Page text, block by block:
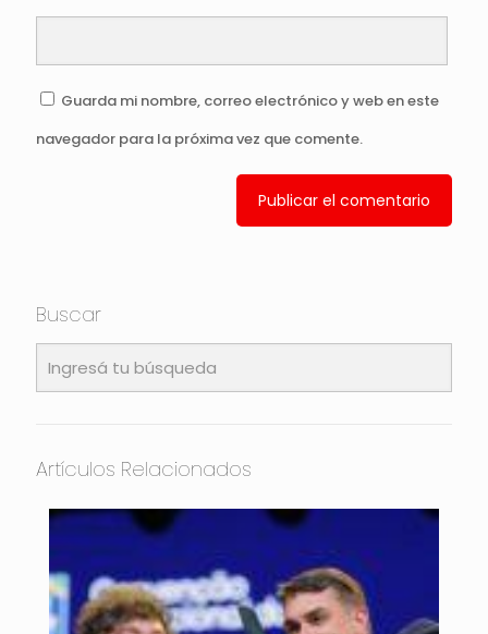
Guarda mi nombre, correo electrónico y web en este
navegador para la próxima vez que comente.
Buscar
Artículos Relacionados